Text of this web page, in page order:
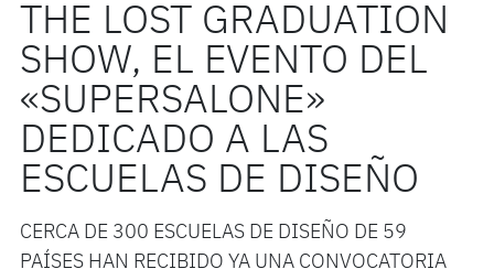
THE LOST GRADUATION
SHOW, EL EVENTO DEL
«SUPERSALONE»
DEDICADO A LAS
ESCUELAS DE DISEÑO
CERCA DE 300 ESCUELAS DE DISEÑO DE 59
PAÍSES HAN RECIBIDO YA UNA CONVOCATORIA